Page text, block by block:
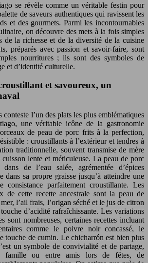
se révèle comme un véritable festin pour
de saveurs authentiques qui ravissent les
et des gourmets. Parmi les incontournables
on découvre des mets à la fois simples
de la richesse et de la diversité de la cuisine
préparés avec passion et savoir-faire, sont
nourritures ; ils sont des symboles de
et d’identité culturelle.
et savoureux, un
conteste l’un des plats les plus emblématiques
une véritable icône de la gastronomie
de peau de porc frits à la perfection,
: croustillants à l’extérieur et tendres à
traditionnelle, souvent transmise de mère
lente et méticuleuse. La peau de porc
de l’eau salée, agrémentée d’épices
dans sa propre graisse jusqu’à atteindre une
consistance parfaitement croustillante. Les
de cette recette ancestrale sont la peau de
l’ail frais, l’origan séché et le jus de citron
d’acidité rafraîchissante. Les variations
sont nombreuses, certaines recettes incluant
comme le poivre noir concassé, le
touche de cumin. Le chicharrón est bien plus
un symbole de convivialité et de partage,
famille ou entre amis lors de fêtes, de